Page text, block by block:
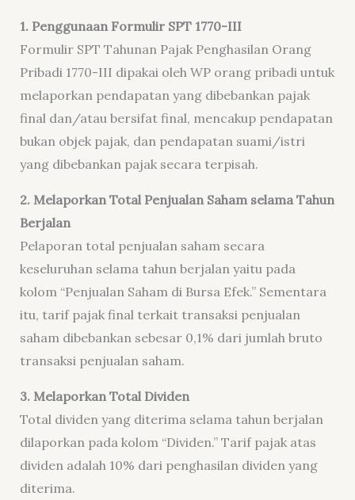
1. Penggunaan Formulir SPT 1770-III
Formulir SPT Tahunan Pajak Penghasilan Orang
Pribadi 1770-III dipakai oleh WP orang pribadi untuk
melaporkan pendapatan yang dibebankan pajak
final dan/atau bersifat final, mencakup pendapatan
bukan objek pajak, dan pendapatan suami/istri
yang dibebankan pajak secara terpisah.
2. Melaporkan Total Penjualan Saham selama Tahun
Berjalan
Pelaporan total penjualan saham secara
keseluruhan selama tahun berjalan yaitu pada
kolom “Penjualan Saham di Bursa Efek.” Sementara
itu, tarif pajak final terkait transaksi penjualan
saham dibebankan sebesar 0,1% dari jumlah bruto
transaksi penjualan saham.
3. Melaporkan Total Dividen
Total dividen yang diterima selama tahun berjalan
dilaporkan pada kolom “Dividen.” Tarif pajak atas
dividen adalah 10% dari penghasilan dividen yang
diterima.